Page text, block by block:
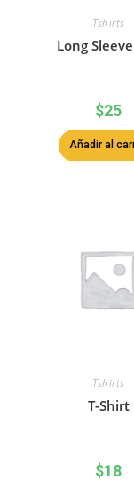
Tshirts
Long
$25
Añadir al
Tshirts
T-Shirt
$18